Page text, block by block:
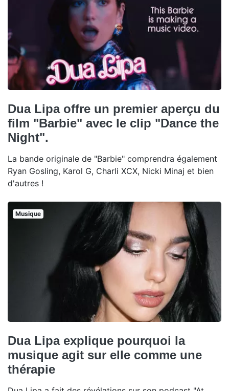
Dua Lipa offre un premier aperçu du
film "Barbie" avec le clip "Dance the
Night".
La bande originale de "Barbie" comprendra également
Ryan Gosling, Karol G, Charli XCX, Nicki Minaj et bien
d'autres !
Musique
Dua Lipa explique pourquoi la
musique agit sur elle comme une
thérapie